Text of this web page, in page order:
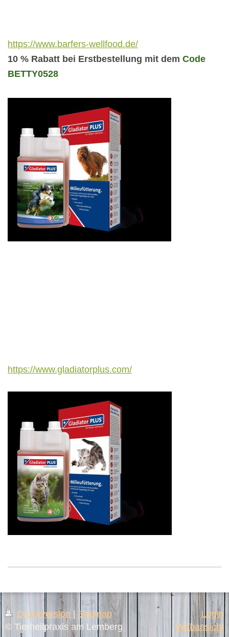
https://www.barfers-wellfood.de/
10 % Rabatt bei Erstbestellung mit dem Code
BETTY0528
https://www.gladiatorplus.com/
Druckversion | Sitemap
© Tierheilpraxis am Lemberg
Login
Webansicht